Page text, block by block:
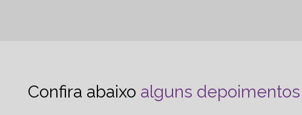
Confira abaixo alguns depoimentos